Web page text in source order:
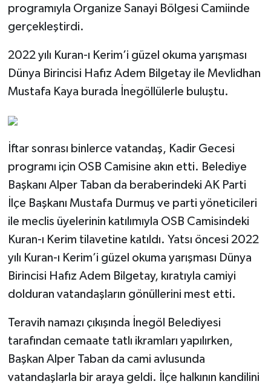
programıyla Organize Sanayi Bölgesi Camiinde
gerçekleştirdi.
2022 yılı Kuran-ı Kerim’i güzel okuma yarışması
Dünya Birincisi Hafız Adem Bilgetay ile Mevlidhan
Mustafa Kaya burada İnegöllülerle buluştu.
İftar sonrası binlerce vatandaş, Kadir Gecesi
programı için OSB Camisine akın etti. Belediye
Başkanı Alper Taban da beraberindeki AK Parti
İlçe Başkanı Mustafa Durmuş ve parti yöneticileri
ile meclis üyelerinin katılımıyla OSB Camisindeki
Kuran-ı Kerim tilavetine katıldı. Yatsı öncesi 2022
yılı Kuran-ı Kerim’i güzel okuma yarışması Dünya
Birincisi Hafız Adem Bilgetay, kıratıyla camiyi
dolduran vatandaşların gönüllerini mest etti.
Teravih namazı çıkışında İnegöl Belediyesi
tarafından cemaate tatlı ikramları yapılırken,
Başkan Alper Taban da cami avlusunda
vatandaşlarla bir araya geldi. İlçe halkının kandilini